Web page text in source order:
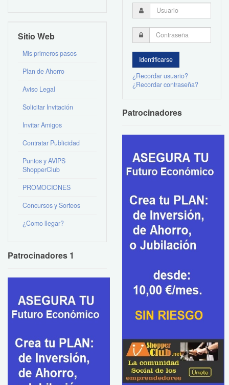
Sitio Web
Mis primeros pasos
Plan de Ahorro
Aviso Legal
Solicitar Invitación
Invitar Amigos
Contratar Publicidad
Puntos y AVIPS
ShopperClub
PROMOCIONES
Concursos y Sorteos
¿Como llegar?
Patrocinadores 1
¿Recordar usuario?
¿Recordar contraseña?
Patrocinadores